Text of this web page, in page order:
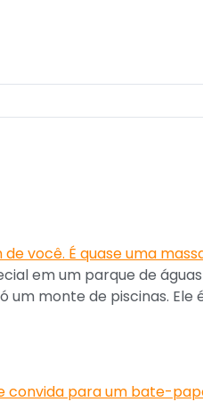
em um parque de
um monte de piscinas.